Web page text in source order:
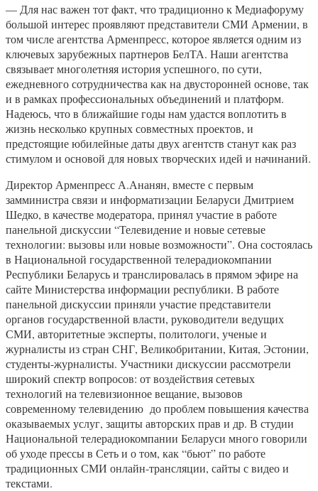
— Для нас важен тот факт, что традиционно к Медиафоруму
большой интерес проявляют представители СМИ Армении, в
том числе агентства Арменпресс, которое является одним из
ключевых зарубежных партнеров БелТА. Наши агентства
связывает многолетняя история успешного, по сути,
ежедневного сотрудничества как на двусторонней основе, так
и в рамках профессиональных объединений и платформ.
Надеюсь, что в ближайшие годы нам удастся воплотить в
жизнь несколько крупных совместных проектов, и
предстоящие юбилейные даты двух агентств станут как раз
стимулом и основой для новых творческих идей и начинаний.
Директор Арменпресс А.Ананян, вместе с первым
замминистра связи и информатизации Беларуси Дмитрием
Шедко, в качестве модератора, принял участие в работе
панельной дискуссии “Телевидение и новые сетевые
технологии: вызовы или новые возможности”. Она состоялась
в Национальной государственной телерадиокомпании
Республики Беларусь и транслировалась в прямом эфире на
сайте Министерства информации республики. В работе
панельной дискуссии приняли участие представители
органов государственной власти, руководители ведущих
СМИ, авторитетные эксперты, политологи, ученые и
журналисты из стран СНГ, Великобритании, Китая, Эстонии,
студенты-журналисты. Участники дискуссии рассмотрели
широкий спектр вопросов: от воздействия сетевых
технологий на телевизионное вещание, вызовов
современному телевидению до проблем повышения качества
оказываемых услуг, защиты авторских прав и др. В студии
Национальной телерадиокомпании Беларуси много говорили
об уходе прессы в Сеть и о том, как “бьют” по работе
традиционных СМИ онлайн-трансляции, сайты с видео и
текстами.